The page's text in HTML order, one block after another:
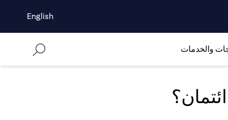
English
والخدمات